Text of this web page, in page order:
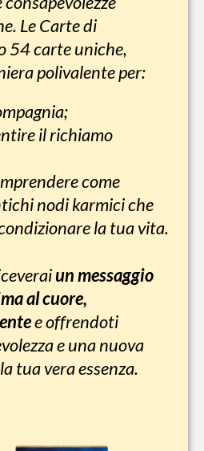
Le Carte di
54 carte uniche,
polivalente per:
il richiamo
come
nodi karmici che
la tua vita.
un messaggio
al cuore,
e offrendoti
e una nuova
tua vera essenza.